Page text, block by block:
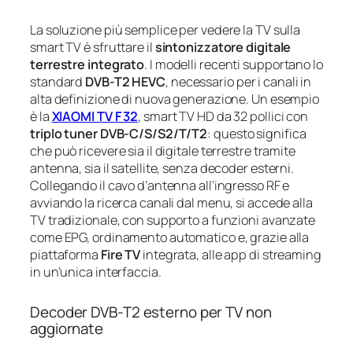
La soluzione più semplice per vedere la TV sulla
smart TV è sfruttare ilsintonizzatore digitale
terrestre integrato. I modelli recenti supportano lo
standard DVB-T2 HEVC, necessario per i canali in
alta definizione di nuova generazione. Un esempio
è laXIAOMI TV F 32, smart TV HD da 32 pollici con
triplo tuner DVB-C/S/S2/T/T2: questo significa
che può ricevere sia il digitale terrestre tramite
antenna, sia il satellite, senza decoder esterni.
Collegando il cavo d’antenna all’ingresso RF e
avviando la ricerca canali dal menu, si accede alla
TV tradizionale, con supporto a funzioni avanzate
come EPG, ordinamento automatico e, grazie alla
piattaforma Fire TVintegrata, alle app di streaming
in un’unica interfaccia.
Decoder DVB-T2 esterno per TV non
aggiornate